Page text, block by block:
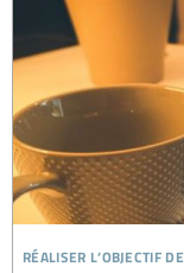
réaliser l’objectif